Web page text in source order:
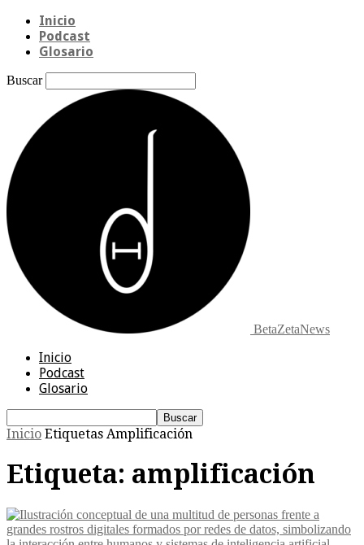
Inicio
Podcast
Glosario
Buscar
BetaZetaNews
Inicio
Podcast
Glosario
Inicio Etiquetas Amplificación
Etiqueta: amplificación